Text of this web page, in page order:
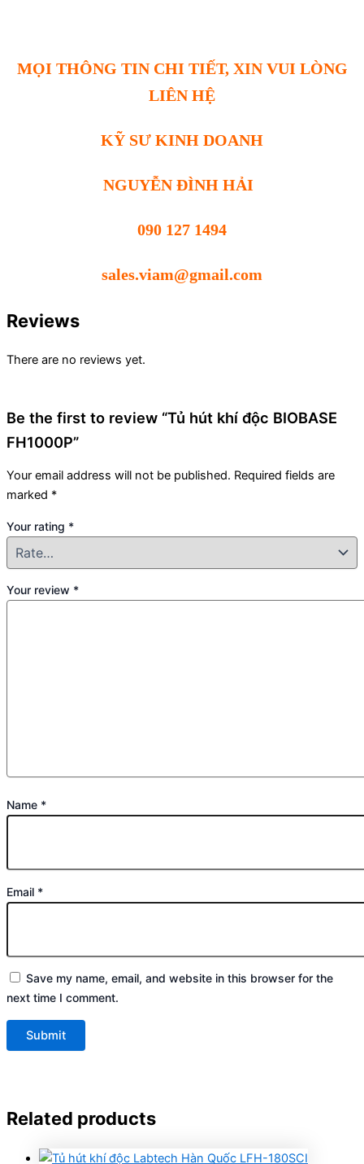
MỌI THÔNG TIN CHI TIẾT, XIN VUI LÒNG
LIÊN HỆ
KỸ SƯ KINH DOANH
NGUYỄN ĐÌNH HẢI
090 127 1494
sales.viam@gmail.com
Reviews
There are no reviews yet.
Be the first to review “Tủ hút khí độc BIOBASE
FH1000P”
Your email address will not be published. Required fields are
marked *
Your rating *
Your review *
Name *
Email *
Save my name, email, and website in this browser for the
next time I comment.
Related products